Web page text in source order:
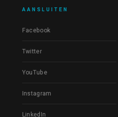
AANSLUITEN
Facebook
Twitter
YouTube
Instagram
LinkedIn